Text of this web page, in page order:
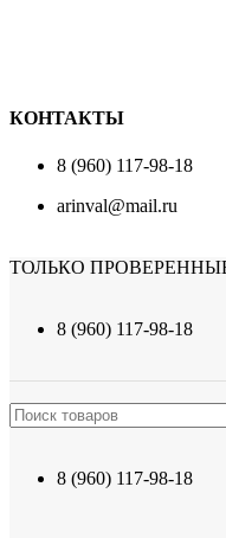
КОНТАКТЫ
8 (960) 117-98-18
arinval@mail.ru
ТОЛЬКО
8 (960) 117-98-18
8 (960) 117-98-18